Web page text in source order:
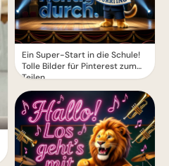
Ein Super-Start in die Schule!
Tolle Bilder für Pinterest zum
Teilen.